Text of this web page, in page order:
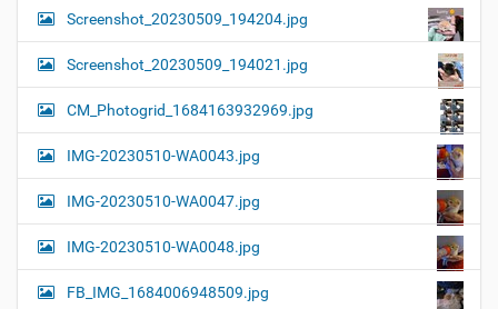
Screenshot_20230509_194204.jpg
Screenshot_20230509_194021.jpg
CM_Photogrid_1684163932969.jpg
IMG-20230510-WA0043.jpg
IMG-20230510-WA0047.jpg
IMG-20230510-WA0048.jpg
FB_IMG_1684006948509.jpg